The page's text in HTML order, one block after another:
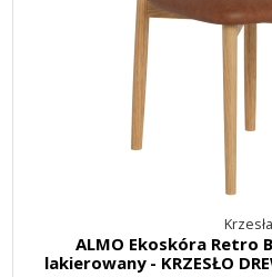
Krzesła
ALMO Ekoskóra Retro
lakierowany - KRZESŁO